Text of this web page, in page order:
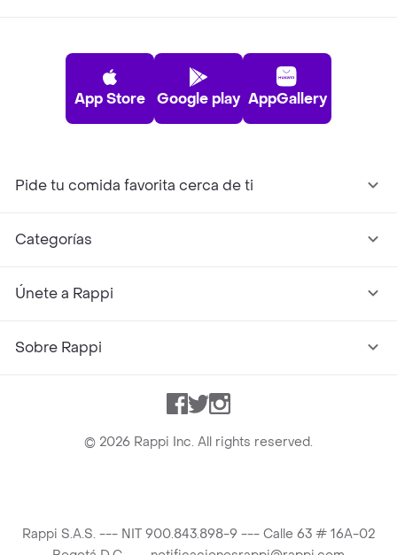
App Store Google play AppGallery
Pide tu comida favorita cerca de ti
Categorías
Únete a Rappi
Sobre Rappi
Facebook
TwitterInstagram
© 2026 Rappi Inc. All rights reserved.
Rappi S.A.S. --- NIT 900.843.898-9 --- Calle 63 # 16A-02